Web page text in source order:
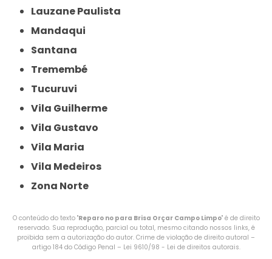
Lauzane Paulista
Mandaqui
Santana
Tremembé
Tucuruvi
Vila Guilherme
Vila Gustavo
Vila Maria
Vila Medeiros
Zona Norte
O conteúdo do texto "Reparo no para Brisa Orçar Campo Limpo" é de direito
reservado. Sua reprodução, parcial ou total, mesmo citando nossos links, é
proibida sem a autorização do autor. Crime de violação de direito autoral –
artigo 184 do Código Penal – Lei 9610/98 - Lei de direitos autorais.